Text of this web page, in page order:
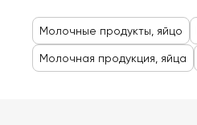
Молочные продукты, яйцо
Молочная продукция, яйца